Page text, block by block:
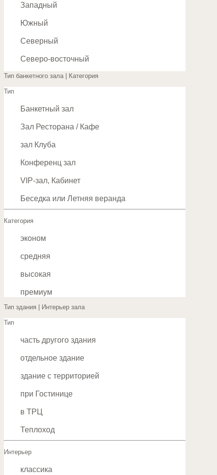
Западный
Южный
Северный
Северо-восточный
Юго-восточный
Северо-западный
Тип банкетного зала | Категория
Тип
Банкетный зал
Зал Ресторана / Кафе
зал Клуба
Конференц зал
VIP-зал, Кабинет
Беседка или Летняя веранда
Категория
эконом
средняя
высокая
премиум
Тип здания | Интерьер зала
Тип
часть другого здания
отдельное здание
здание с территорией
при Гостинице
в ТРЦ
Теплоход
Интерьер
классика